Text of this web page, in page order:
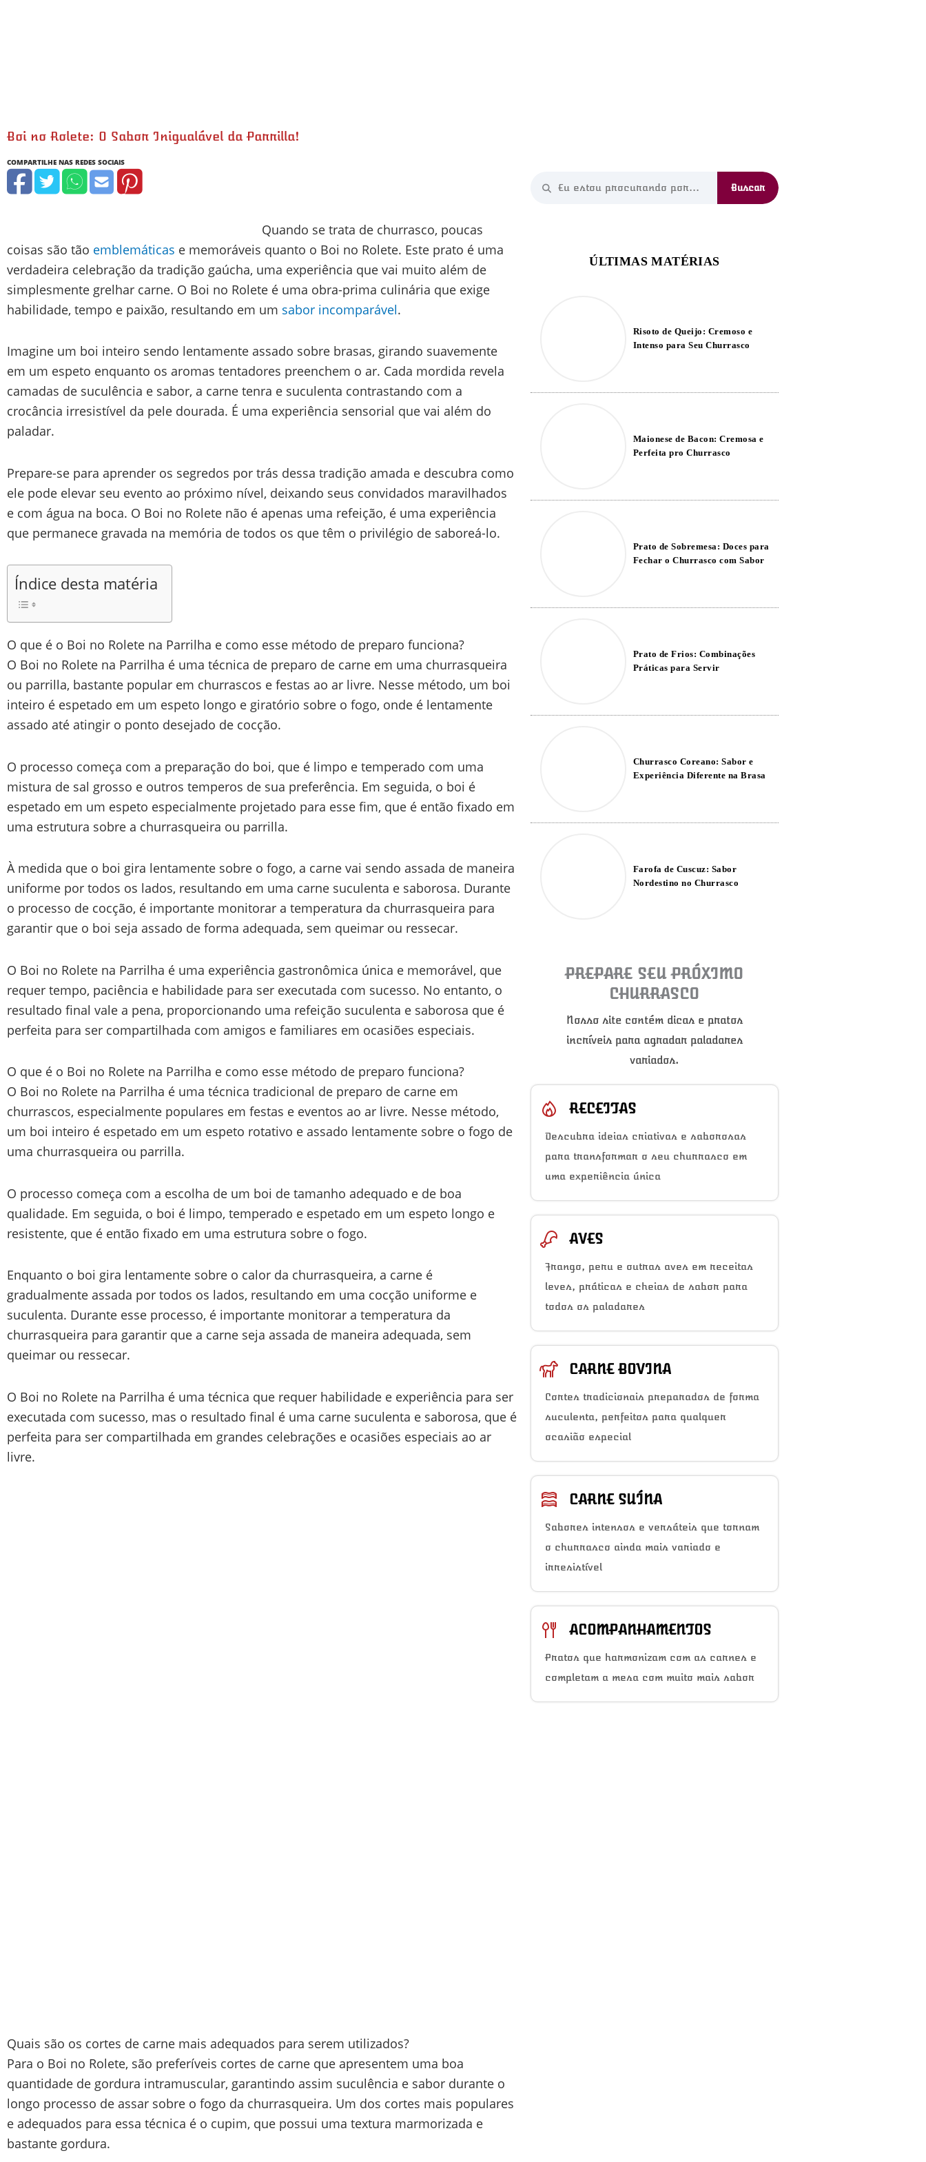
Boi no Rolete: O Sabor Inigualável da Parrilla!
Quando se trata de churrasco, poucas
coisas são tão emblemáticas e memoráveis quanto o Boi no Rolete. Este prato é uma
verdadeira celebração da tradição gaúcha, uma experiência que vai muito além de
simplesmente grelhar carne. O Boi no Rolete é uma obra-prima culinária que exige
habilidade, tempo e paixão, resultando em um sabor incomparável.
Imagine um boi inteiro sendo lentamente assado sobre brasas, girando suavemente
em um espeto enquanto os aromas tentadores preenchem o ar. Cada mordida revela
camadas de suculência e sabor, a carne tenra e suculenta contrastando com a
crocância irresistível da pele dourada. É uma experiência sensorial que vai além do
paladar.
Prepare-se para aprender os segredos por trás dessa tradição amada e descubra como
ele pode elevar seu evento ao próximo nível, deixando seus convidados maravilhados
e com água na boca. O Boi no Rolete não é apenas uma refeição, é uma experiência
que permanece gravada na memória de todos os que têm o privilégio de saboreá-lo.
Índice desta matéria
O que é o Boi no Rolete na Parrilha e como esse método de preparo funciona?
O Boi no Rolete na Parrilha é uma técnica de preparo de carne em uma churrasqueira
ou parrilla, bastante popular em churrascos e festas ao ar livre. Nesse método, um boi
inteiro é espetado em um espeto longo e giratório sobre o fogo, onde é lentamente
assado até atingir o ponto desejado de cocção.
O processo começa com a preparação do boi, que é limpo e temperado com uma
mistura de sal grosso e outros temperos de sua preferência. Em seguida, o boi é
espetado em um espeto especialmente projetado para esse fim, que é então fixado em
uma estrutura sobre a churrasqueira ou parrilla.
À medida que o boi gira lentamente sobre o fogo, a carne vai sendo assada de maneira
uniforme por todos os lados, resultando em uma carne suculenta e saborosa. Durante
o processo de cocção, é importante monitorar a temperatura da churrasqueira para
garantir que o boi seja assado de forma adequada, sem queimar ou ressecar.
O Boi no Rolete na Parrilha é uma experiência gastronômica única e memorável, que
requer tempo, paciência e habilidade para ser executada com sucesso. No entanto, o
resultado final vale a pena, proporcionando uma refeição suculenta e saborosa que é
perfeita para ser compartilhada com amigos e familiares em ocasiões especiais.
O que é o Boi no Rolete na Parrilha e como esse método de preparo funciona?
O Boi no Rolete na Parrilha é uma técnica tradicional de preparo de carne em
churrascos, especialmente populares em festas e eventos ao ar livre. Nesse método,
um boi inteiro é espetado em um espeto rotativo e assado lentamente sobre o fogo de
uma churrasqueira ou parrilla.
O processo começa com a escolha de um boi de tamanho adequado e de boa
qualidade. Em seguida, o boi é limpo, temperado e espetado em um espeto longo e
resistente, que é então fixado em uma estrutura sobre o fogo.
Enquanto o boi gira lentamente sobre o calor da churrasqueira, a carne é
gradualmente assada por todos os lados, resultando em uma cocção uniforme e
suculenta. Durante esse processo, é importante monitorar a temperatura da
churrasqueira para garantir que a carne seja assada de maneira adequada, sem
queimar ou ressecar.
O Boi no Rolete na Parrilha é uma técnica que requer habilidade e experiência para ser
executada com sucesso, mas o resultado final é uma carne suculenta e saborosa, que é
perfeita para ser compartilhada em grandes celebrações e ocasiões especiais ao ar
livre.
Quais são os cortes de carne mais adequados para serem utilizados?
Para o Boi no Rolete, são preferíveis cortes de carne que apresentem uma boa
quantidade de gordura intramuscular, garantindo assim suculência e sabor durante o
longo processo de assar sobre o fogo da churrasqueira. Um dos cortes mais populares
e adequados para essa técnica é o cupim, que possui uma textura marmorizada e
bastante gordura.
Risoto de Queijo: Cremoso e
Intenso para Seu Churrasco
Maionese de Bacon: Cremosa e
Perfeita pro Churrasco
Prato de Sobremesa: Doces para
Fechar o Churrasco com Sabor
Prato de Frios: Combinações
Práticas para Servir
Churrasco Coreano: Sabor e
Experiência Diferente na Brasa
Farofa de Cuscuz: Sabor
Nordestino no Churrasco
PREPARE SEU PRÓXIMO
CHURRASCO
Nosso site contém dicas e pratos
incríveis para agradar paladares
variados.
RECEITAS
Descubra ideias criativas e saborosas
para transformar o seu churrasco em
uma experiência única
AVES
Frango, peru e outras aves em receitas
leves, práticas e cheias de sabor para
todos os paladares
CARNE BOVINA
Cortes tradicionais preparados de forma
suculenta, perfeitos para qualquer
ocasião especial
CARNE SUÍNA
Sabores intensos e versáteis que tornam
o churrasco ainda mais variado e
irresistível
ACOMPANHAMENTOS
Pratos que harmonizam com as carnes e
completam a mesa com muito mais sabor